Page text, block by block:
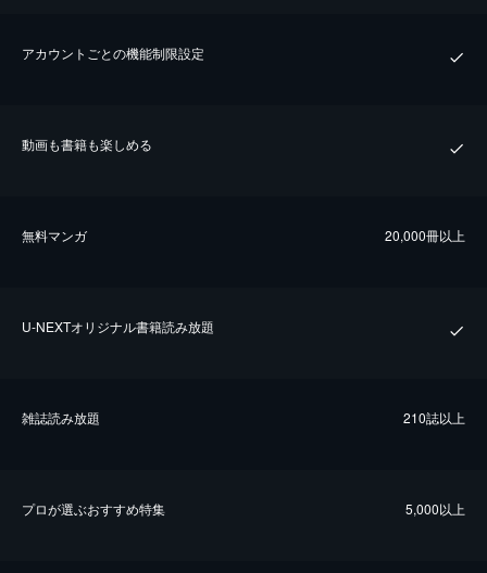
アカウントごとの機能制限設定
動画も書籍も楽しめる
無料マンガ 20,000冊以上
U-NEXTオリジナル書籍読み放題
雑誌読み放題 210誌以上
プロが選ぶおすすめ特集 5,000以上